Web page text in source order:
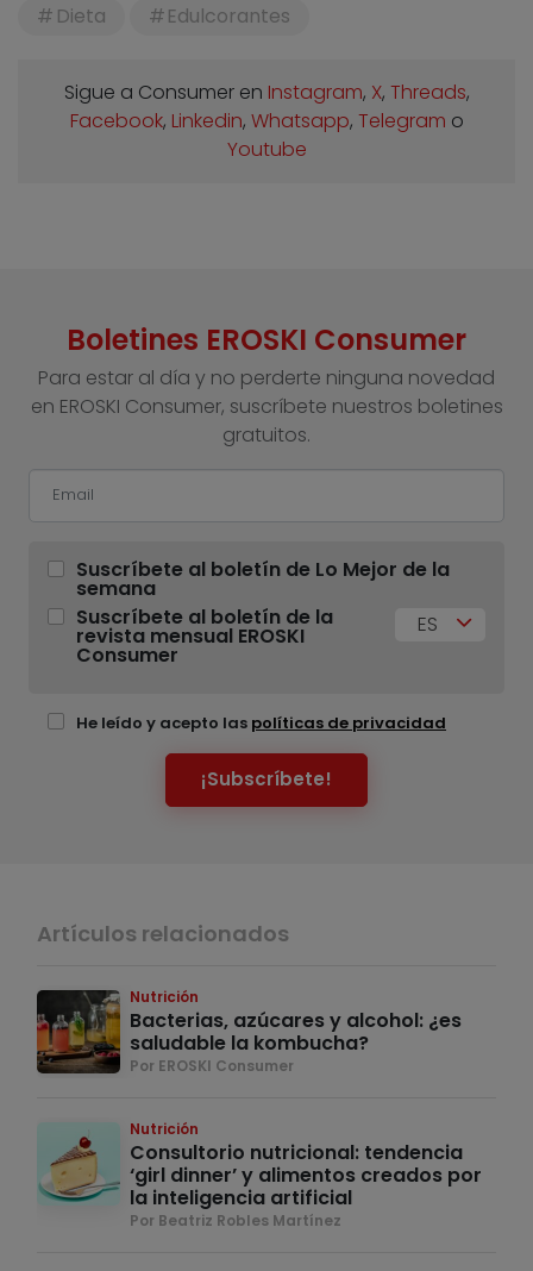
Dieta
Edulcorantes
Sigue a Consumer en Instagram, X, Threads,
Facebook, Linkedin, Whatsapp, Telegram o
Youtube
Boletines EROSKI Consumer
Para estar al día y no perderte ninguna novedad
en EROSKI Consumer, suscríbete nuestros boletines
gratuitos.
Suscríbete al boletín de Lo Mejor de la
semana
Suscríbete al boletín de la
revista mensual EROSKI
Consumer
ES
He leído y acepto las políticas de privacidad
¡Subscríbete!
Artículos relacionados
Nutrición
Bacterias, azúcares y alcohol: ¿es
saludable la kombucha?
Por EROSKI Consumer
Nutrición
Consultorio nutricional: tendencia
‘girl dinner’ y alimentos creados por
la inteligencia artificial
Por Beatriz Robles Martínez